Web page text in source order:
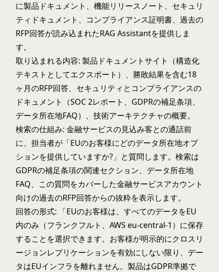
に製品ドキュメント、機能リリースノート、セキュリ
ティドキュメント、コンプライアンス証明書、過去の
RFP回答が読み込まれたRAG Assistantを提供しま
す。
取り込まれる内容: 製品ドキュメントサイト（構造化
テキストとしてエクスポート）、勝敗結果を含む18
ヶ月のRFP回答、セキュリティとコンプライアンスの
ドキュメント（SOC 2レポート、GDPRの補足条項、
データ所在地FAQ）、技術アーキテクチャの概要。
検索の仕組み: 金融サービスの見込み客との通話前
に、担当者が「EUのお客様にどのデータ所在地オプ
ションを提供していますか?」と質問します。検索は
GDPRの補足条項の関連セクション、データ所在地
FAQ、この質問をカバーした金融サービスアカウント
向けの過去のRFP回答からの抜粋を表示します。
回答の形式: 「EUのお客様は、すべてのデータをEU
内のみ（フランクフルト、AWS eu-central-1）に保存
することを選択できます。お客様が明示的にクロスリ
ージョンレプリケーションを有効にしない限り、デー
タはEUインフラを離れません。製品はGDPR準拠で